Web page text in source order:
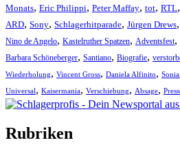
Monats, Eric Philippi, Peter Maffay, tot, RTL,
ARD, Sony, Schlagerhitparade, Jürgen Drews,
Nino de Angelo, Kastelruther Spatzen, Adventsfest,
Barbara Schöneberger, Santiano, Biografie,
Wiederholung, Vincent Gross, Daniela Alfinito,
Universal, Kaisermania, Verschiebung, Absage,
Rubriken